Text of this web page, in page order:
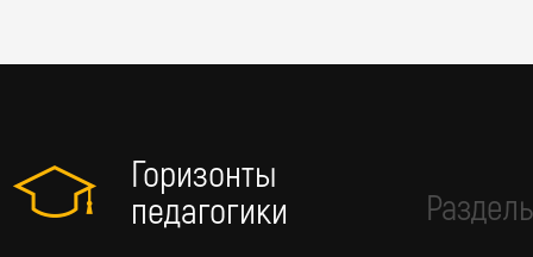
Горизонты
педагогики